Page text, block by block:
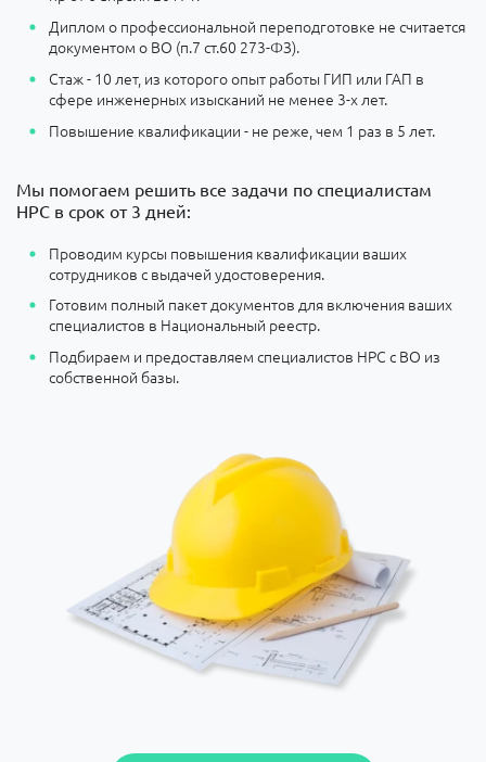
Диплом о профессиональной переподготовке не считается
документом о ВО (п.7 ст.60 273-ФЗ).
Стаж - 10 лет, из которого опыт работы ГИП или ГАП в
сфере инженерных изысканий не менее 3-х лет.
Повышение квалификации - не реже, чем 1 раз в 5 лет.
Мы помогаем решить все задачи по специалистам
НРС в срок от 3 дней:
Проводим курсы повышения квалификации ваших
сотрудников с выдачей удостоверения.
Готовим полный пакет документов для включения ваших
специалистов в Национальный реестр.
Подбираем и предоставляем специалистов НРС с ВО из
собственной базы.